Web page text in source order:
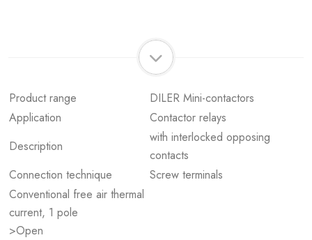
Product range
DILER Mini-contactors
Application
Contactor relays
Description
with interlocked opposing
contacts
Connection technique
Screw terminals
Conventional free air thermal
current, 1 pole
>Open